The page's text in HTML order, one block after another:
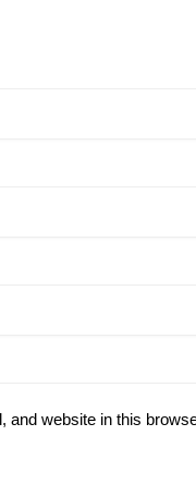
and website in this